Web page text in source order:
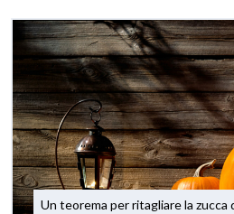
Un teorema per ritagliare la zucca